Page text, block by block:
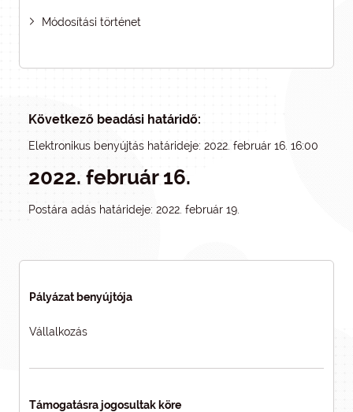
Módosítási történet
Következő beadási határidő:
Elektronikus benyújtás határideje: 2022. február 16. 16:00
2022. február 16.
Postára adás határideje: 2022. február 19.
Pályázat benyújtója
Vállalkozás
Támogatásra jogosultak köre